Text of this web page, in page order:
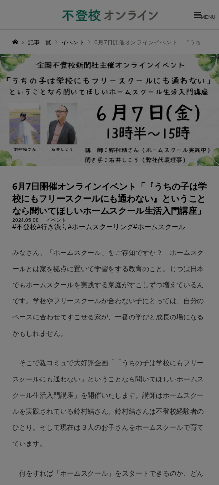
MENU
記事一覧 イベント 6月7日開催オンラインイベント「『うちの子は学校にもフリースクールにも通わない』ということなら聞いてほしいホームスクール生活入門講座」
6月7日開催オンラインイベント「『うちの子は学
校にもフリースクールにも通わない』ということ
なら聞いてほしいホームスクール生活入門講座」
2024.05.08 イベント
#不登校#行き渋り#ホームスクーリング#ホームスクール
みなさん、「ホームスクール」をご存知ですか？ ホームスク
ールとは家を拠点に置いて学習をする教育のこと。じつは日本
でもホームスクールを実践する家庭がすこしずつ増えているん
です。学校やフリースクールが合わない子にとっては、自分の
ペースに合わせてすごせる家が、一番の学びと成長の場になる
かもしれません。
そこで親コミュで大好評企画「「うちの子は学校にもフリー
スクールにも通わない」ということなら聞いてほしいホームス
クール生活入門講座」を開催いたします。講師はホームスクー
ルを実践されている鈴村結さん。鈴村結さんは不登校経験者の
ひとり。そして現在は３人のお子さんをホームスクールで育て
ています。
何をすれば「ホームスクール」をスタートできるのか、どん